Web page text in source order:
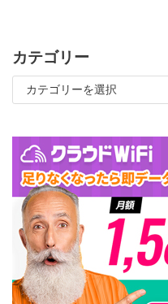
カテゴリー